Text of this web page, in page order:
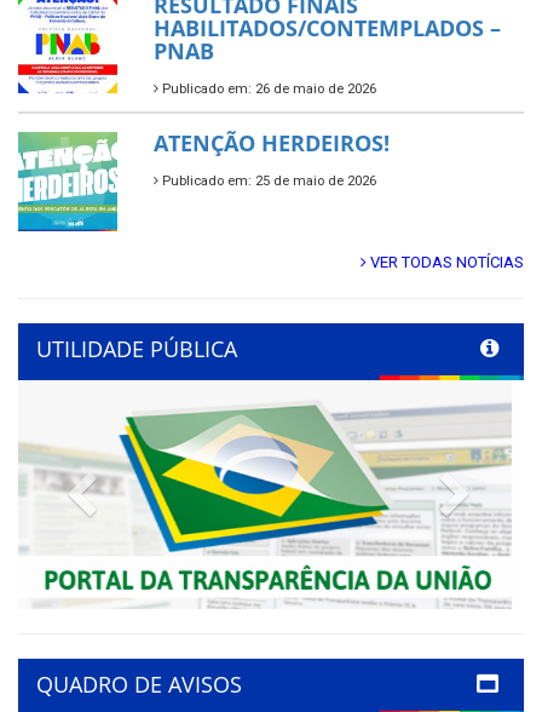
HABILITADOS/CONTEMPLADOS –
PNAB
Publicado em: 26 de maio de 2026
ATENÇÃO HERDEIROS!
Publicado em: 25 de maio de 2026
VER TODAS NOTÍCIAS
UTILIDADE PÚBLICA
Previous Next
QUADRO DE AVISOS